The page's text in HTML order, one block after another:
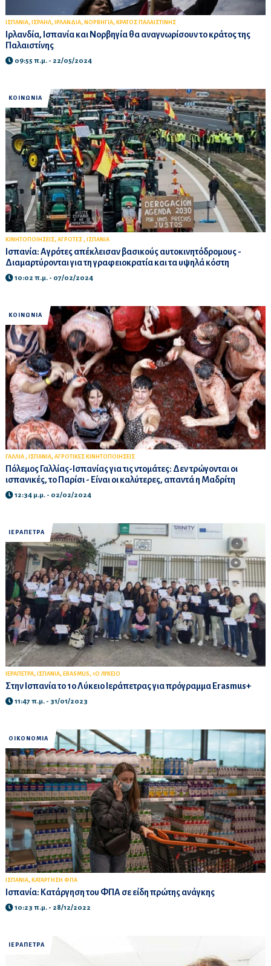
ΙΣΠΑΝΙΑ, ΙΣΡΑΗΛ, ΙΡΛΑΝΔΙΑ, ΝΟΡΒΗΓΙΑ, ΚΡΑΤΟΣ ΠΑΛΑΙΣΤΙΝΗΣ
Ιρλανδία, Ισπανία και Νορβηγία θα αναγνωρίσουν το κράτος της
Παλαιστίνης
09:55 π.μ. - 22/05/2024
ΚΟΙΝΩΝΙΑ
ΚΙΝΗΤΟΠΟΙΗΣΕΙΣ, ΑΓΡΟΤΕΣ , ΙΣΠΑΝΙΑ
Ισπανία: Αγρότες απέκλεισαν βασικούς αυτοκινητόδρομους -
Διαμαρτύρονται για τη γραφειοκρατία και τα υψηλά κόστη
10:02 π.μ. - 07/02/2024
ΚΟΙΝΩΝΙΑ
ΓΑΛΛΙΑ , ΙΣΠΑΝΙΑ, ΑΓΡΟΤΙΚΕΣ ΚΙΝΗΤΟΠΟΙΗΣΕΙΣ
Πόλεμος Γαλλίας-Ισπανίας για τις ντομάτες: Δεν τρώγονται οι
ισπανικές, το Παρίσι - Είναι οι καλύτερες, απαντά η Μαδρίτη
12:34 μ.μ. - 02/02/2024
ΙΕΡΑΠΕΤΡΑ
ΙΕΡΑΠΕΤΡΑ, ΙΣΠΑΝΙΑ, ERASMUS, 1Ο ΛΥΚΕΙΟ
Στην Ισπανία το 1ο Λύκειο Ιεράπετρας για πρόγραμμα Erasmus+
11:47 π.μ. - 31/01/2023
ΟΙΚΟΝΟΜΙΑ
ΙΣΠΑΝΙΑ, ΚΑΤΑΡΓΗΣΗ ΦΠΑ
Ισπανία: Κατάργηση του ΦΠΑ σε είδη πρώτης ανάγκης
10:23 π.μ. - 28/12/2022
ΙΕΡΑΠΕΤΡΑ